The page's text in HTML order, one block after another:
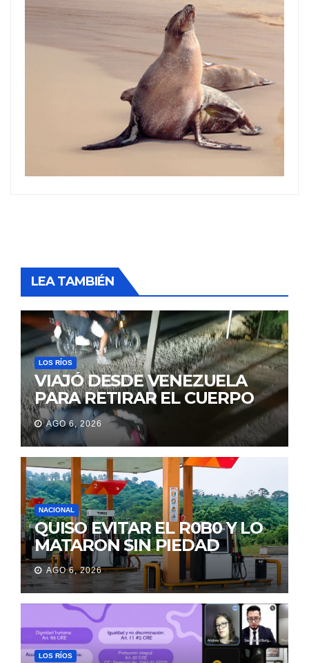
LEA TAMBIÉN
LOS RÍOS
VIAJÓ DESDE VENEZUELA
PARA RETIRAR EL CUERPO
DE SU MARIDO QUE
PERMANECIÓ SEIS DÍAS EN
LA MORGUE
AGO 6, 2026
NACIONAL
QUISO EVITAR EL R0B0 Y LO
MATARON SIN PIEDAD
AGO 6, 2026
LOS RÍOS